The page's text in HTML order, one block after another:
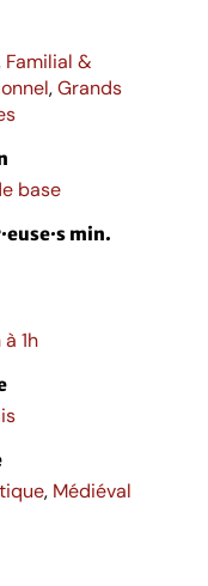
Familial &
,Grands
base
min.
1h
, Médiéval